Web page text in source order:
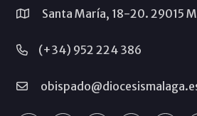
Santa María, 18-20. 29015
(+34) 952 224 386